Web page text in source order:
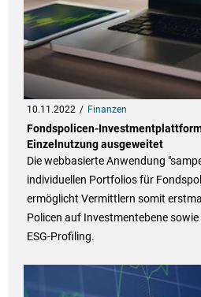
10.11.2022 Finanzen
Fondspolicen-
Einzelnutzung ausgeweitet
Die webbasierte Anwendung
individuellen Portfolios für
ermöglicht Vermittlern somit
Policen auf Investmentebene
ESG-Profiling.